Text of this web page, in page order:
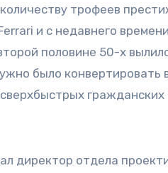
трофеев
и с недавнего
половине 50-х
было конвертировать
директор отдела